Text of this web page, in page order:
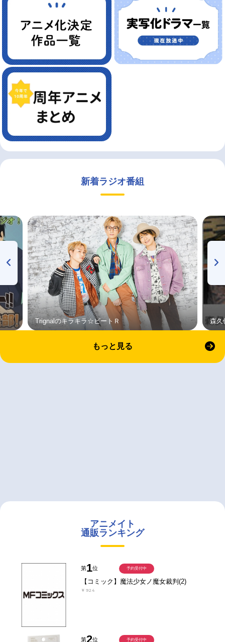
新着ラジオ番組
Trignalのキラキラ☆ビートＲ 森久
もっと見る
アニメイト
通販ランキング
第1位
【コミック】魔法少女ノ魔女裁判(2)
￥924
予約受付中
第2位 予約受付中